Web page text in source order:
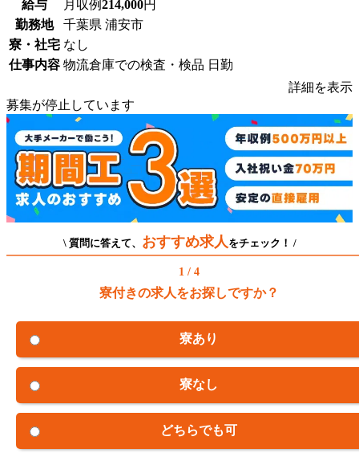
給与 月収例214,000円
勤務地
千葉県 浦安市
寮・社宅 なし
仕事内容 物流倉庫での検査・検品 日勤
詳細を表示
募集が停止しています
\ 質問に答えて、 おすすめ求人 をチェック！ /
1 / 4
寮付きの求人をお探しですか？
寮あり
寮なし
どちらでも可